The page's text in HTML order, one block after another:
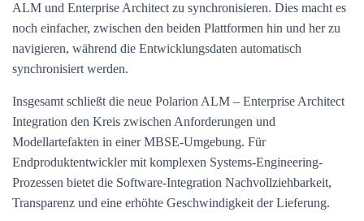
ALM und Enterprise Architect zu synchronisieren. Dies macht es
noch einfacher, zwischen den beiden Plattformen hin und her zu
navigieren, während die Entwicklungsdaten automatisch
synchronisiert werden.
Insgesamt schließt die neue Polarion ALM – Enterprise Architect
Integration den Kreis zwischen Anforderungen und
Modellartefakten in einer MBSE-Umgebung. Für
Endproduktentwickler mit komplexen Systems-Engineering-
Prozessen bietet die Software-Integration Nachvollziehbarkeit,
Transparenz und eine erhöhte Geschwindigkeit der Lieferung.